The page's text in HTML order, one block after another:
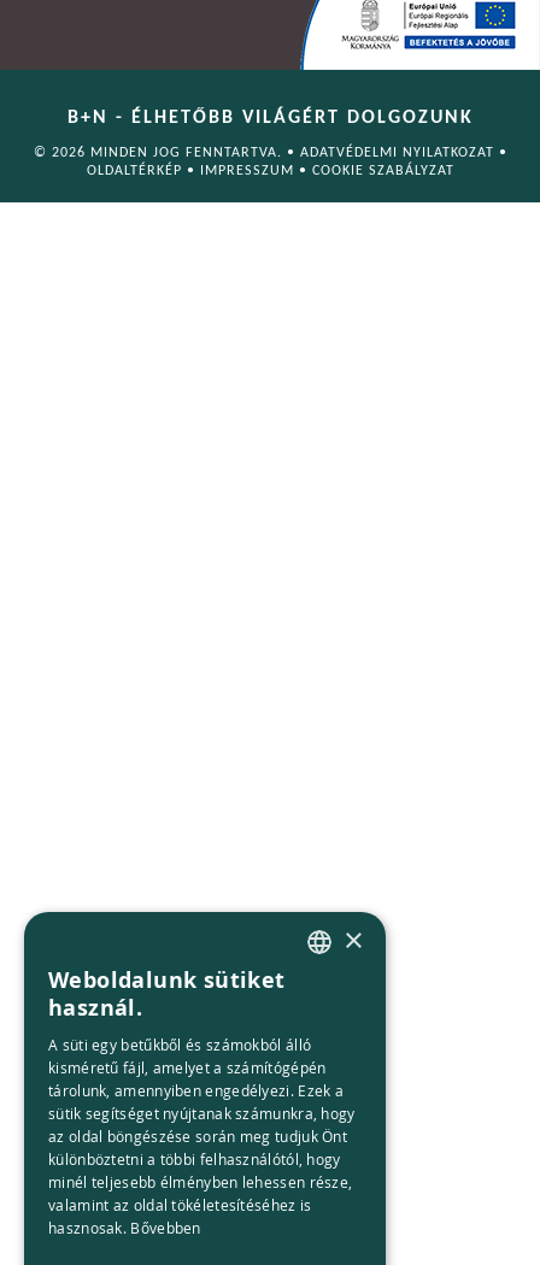
B+N - ÉLHETŐBB VILÁGÉRT DOLGOZUNK
© 2026 MINDEN JOG FENNTARTVA. • ADATVÉDELMI NYILATKOZAT •
OLDALTÉRKÉP • IMPRESSZUM • COOKIE SZABÁLYZAT
×
Weboldalunk sütiket
használ.
A süti egy betűkből és számokból álló
kisméretű fájl, amelyet a számítógépén
tárolunk, amennyiben engedélyezi. Ezek a
sütik segítséget nyújtanak számunkra, hogy
az oldal böngészése során meg tudjuk Önt
különböztetni a többi felhasználótól, hogy
minél teljesebb élményben lehessen része,
valamint az oldal tökéletesítéséhez is
hasznosak. Bővebben